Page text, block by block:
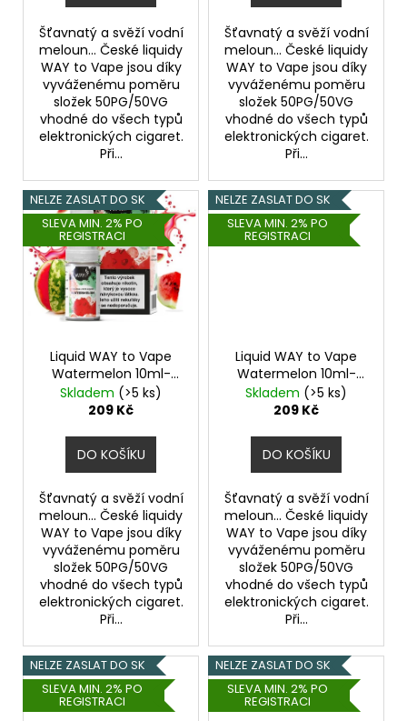
Šťavnatý a svěží vodní
meloun... České liquidy
WAY to Vape jsou díky
vyváženému poměru
složek 50PG/50VG
vhodné do všech typů
elektronických cigaret.
Při...
Šťavnatý a svěží vodní
meloun... České liquidy
WAY to Vape jsou díky
vyváženému poměru
složek 50PG/50VG
vhodné do všech typů
elektronických cigaret.
Při...
NELZE ZASLAT DO SK
SLEVA MIN. 2% PO
REGISTRACI
Liquid WAY to Vape
Watermelon 10ml-
18mg
Skladem (>5 ks)
209 Kč
DO KOŠÍKU
Šťavnatý a svěží vodní
meloun... České liquidy
WAY to Vape jsou díky
vyváženému poměru
složek 50PG/50VG
vhodné do všech typů
elektronických cigaret.
Při...
NELZE ZASLAT DO SK
SLEVA MIN. 2% PO
REGISTRACI
Liquid WAY to Vape
Watermelon 10ml-
12mg
Skladem (>5 ks)
209 Kč
DO KOŠÍKU
Šťavnatý a svěží vodní
meloun... České liquidy
WAY to Vape jsou díky
vyváženému poměru
složek 50PG/50VG
vhodné do všech typů
elektronických cigaret.
Při...
NELZE ZASLAT DO SK
SLEVA MIN. 2% PO
REGISTRACI
NELZE ZASLAT DO SK
SLEVA MIN. 2% PO
REGISTRACI
HLEDAT
D
p
BAR
ELFA
POD
PŘEDNAPLNĚNÁ
CARTRIDGE
WATERMELON
-
2KS
189
Kč